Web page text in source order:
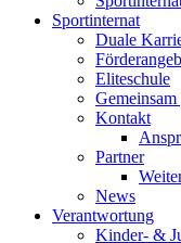
Sportinternat
Duale
Eliteschule
Kontakt
Partner
News
Verantwortung
Kinder- &